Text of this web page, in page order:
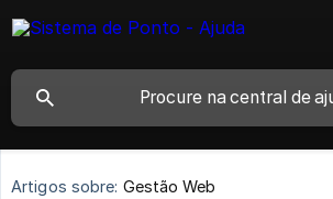
Artigos sobre: Gestão Web